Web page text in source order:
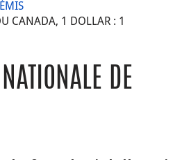
ÉMIS
CANADA, 1 DOLLAR : 1
DE